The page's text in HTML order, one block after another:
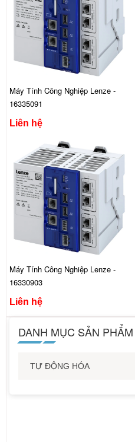
Máy Tính Công Nghiệp Lenze -
16335091
Liên hệ
Máy Tính Công Nghiệp Lenze -
16330903
Liên hệ
DANH MỤC SẢN PHẨM
TỰ ĐỘNG HÓA